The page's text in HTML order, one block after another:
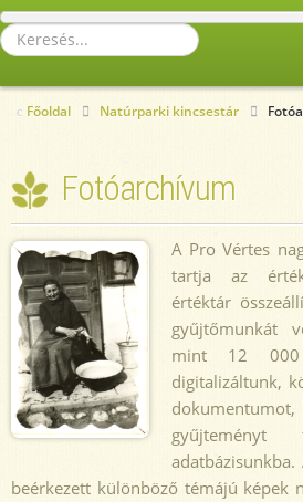
Keresés...
Főoldal Natúrparki kincsestár
Fotóarchívum
A Pro Vértes
tartja az
értéktár
gyűjtőmunkát
mint 12
digitalizáltunk,
beérkezett különböző témájú képek